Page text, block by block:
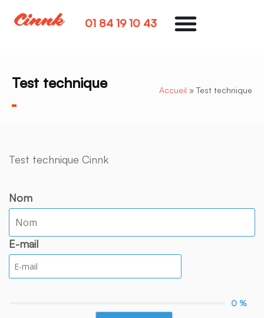
01 84 19 10 43
Test technique Accueil » Test technique
Test technique Cinnk
Nom
E-mail
0 %